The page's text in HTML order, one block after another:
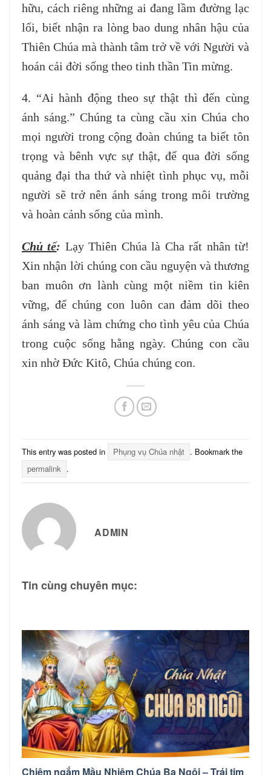
hữu, cách riêng những ai đang lầm đường lạc
lối, biết nhận ra lòng bao dung nhân hậu của
Thiên Chúa mà thành tâm trở về với Người và
hoán cải đời sống theo tinh thần Tin mừng.
4. “Ai hành động theo sự thật thì đến cùng
ánh sáng.” Chúng ta cùng cầu xin Chúa cho
mọi người trong cộng đoàn chúng ta biết tôn
trọng và bênh vực sự thật, để qua đời sống
quảng đại tha thứ và nhiệt tình phục vụ, mỗi
người sẽ trở nên ánh sáng trong môi trường
và hoàn cảnh sống của mình.
Chủ tế: Lạy Thiên Chúa là Cha rất nhân từ!
Xin nhận lời chúng con cầu nguyện và thương
ban muôn ơn lành cùng một niềm tin kiên
vững, để chúng con luôn can đảm dõi theo
ánh sáng và làm chứng cho tình yêu của Chúa
trong cuộc sống hằng ngày. Chúng con cầu
xin nhờ Đức Kitô, Chúa chúng con.
This entry was posted in Phụng vụ Chúa nhật . Bookmark the
permalink .
ADMIN
Tin cùng chuyên mục:
Chiêm ngắm Mầu Nhiệm Chúa Ba Ngôi – Trái tim